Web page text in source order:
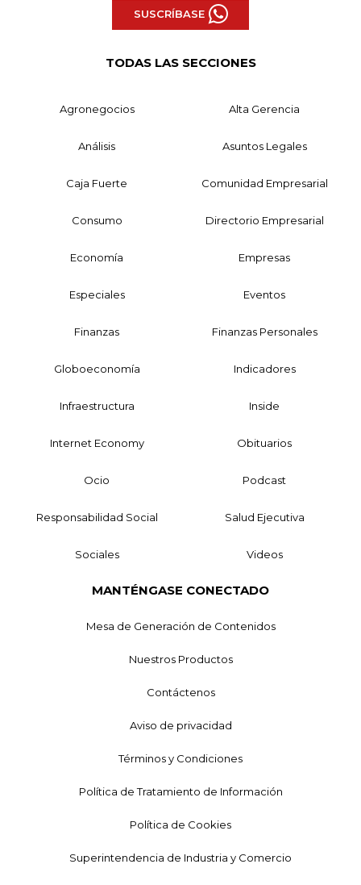
SUSCRÍBASE
TODAS LAS SECCIONES
Agronegocios Alta Gerencia
Análisis Asuntos Legales
Caja Fuerte Comunidad Empresarial
Consumo Directorio Empresarial
Economía Empresas
Especiales Eventos
Finanzas Finanzas Personales
Globoeconomía Indicadores
Infraestructura Inside
Internet Economy Obituarios
Ocio Podcast
Responsabilidad Social Salud Ejecutiva
Sociales Videos
MANTÉNGASE CONECTADO
Mesa de Generación de Contenidos
Nuestros Productos
Contáctenos
Aviso de privacidad
Términos y Condiciones
Política de Tratamiento de Información
Política de Cookies
Superintendencia de Industria y Comercio